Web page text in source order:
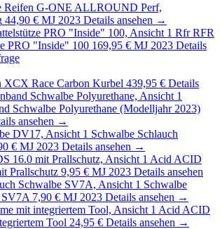
Reifen G-ONE ALLROUND Perf,
44,90 € MJ 2023 Details ansehen →
Rfr RFR
PRO "Inside" 100 169,95 € MJ 2023 Details
XCX Race Carbon Kurbel 439,95 € Details
Schwalbe Polyurethane (Modelljahr 2023)
ansehen →
Schwalbe Schlauch
€ MJ 2023 Details ansehen →
Acid ACID
Prallschutz 9,95 € MJ 2023 Details ansehen
Schwalbe
SV7A 7,90 € MJ 2023 Details ansehen →
Acid ACID
Tool 24,95 € Details ansehen →